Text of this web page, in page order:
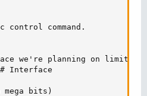
command.
we're planning on limiting
Interface
bits)